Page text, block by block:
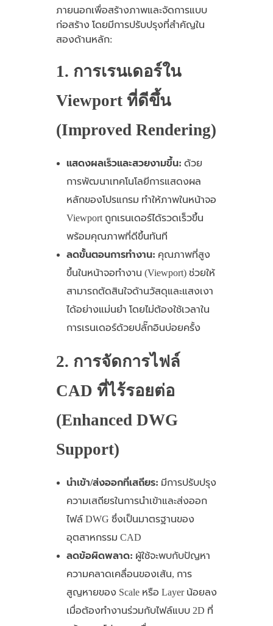
ภายนอกเพื่อสร้างภาพและจัดการแบบ
ก่อสร้าง โดยมีการปรับปรุงที่สำคัญใน
สองด้านหลัก:
1. การเรนเดอร์ใน
Viewport ที่ดีขึ้น
(Improved Rendering)
แสดงผลเร็วและสวยงามขึ้น: ด้วย
การพัฒนาเทคโนโลยีการแสดงผล
หลักของโปรแกรม ทำให้ภาพในหน้าจอ
Viewport ถูกเรนเดอร์ได้รวดเร็วขึ้น
พร้อมคุณภาพที่ดีขึ้นทันที
ลดขั้นตอนการทำงาน: คุณภาพที่สูง
ขึ้นในหน้าจอทำงาน (Viewport) ช่วยให้
สามารถตัดสินใจด้านวัสดุและแสงเงา
ได้อย่างแม่นยำ โดยไม่ต้องใช้เวลาใน
การเรนเดอร์ด้วยปลั๊กอินบ่อยครั้ง
2. การจัดการไฟล์
CAD ที่ไร้รอยต่อ
(Enhanced DWG
Support)
นำเข้า/ส่งออกที่เสถียร: มีการปรับปรุง
ความเสถียรในการนำเข้าและส่งออก
ไฟล์ DWG ซึ่งเป็นมาตรฐานของ
อุตสาหกรรม CAD
ลดข้อผิดพลาด: ผู้ใช้จะพบกับปัญหา
ความคลาดเคลื่อนของเส้น, การ
สูญหายของ Scale หรือ Layer น้อยลง
เมื่อต้องทำงานร่วมกับไฟล์แบบ 2D ที่